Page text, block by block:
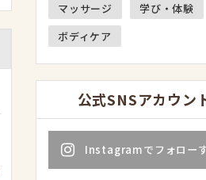
マッサージ
学び・体験
ボディケア
公式SNSアカウン
Instagramでフォロー